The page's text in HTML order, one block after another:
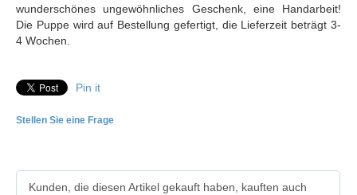
wunderschönes ungewöhnliches Geschenk, eine Handarbeit!
Die Puppe wird auf Bestellung gefertigt, die Lieferzeit beträgt 3-
4 Wochen.
Pin it
Stellen Sie eine Frage
Kunden, die diesen Artikel gekauft haben, kauften auch